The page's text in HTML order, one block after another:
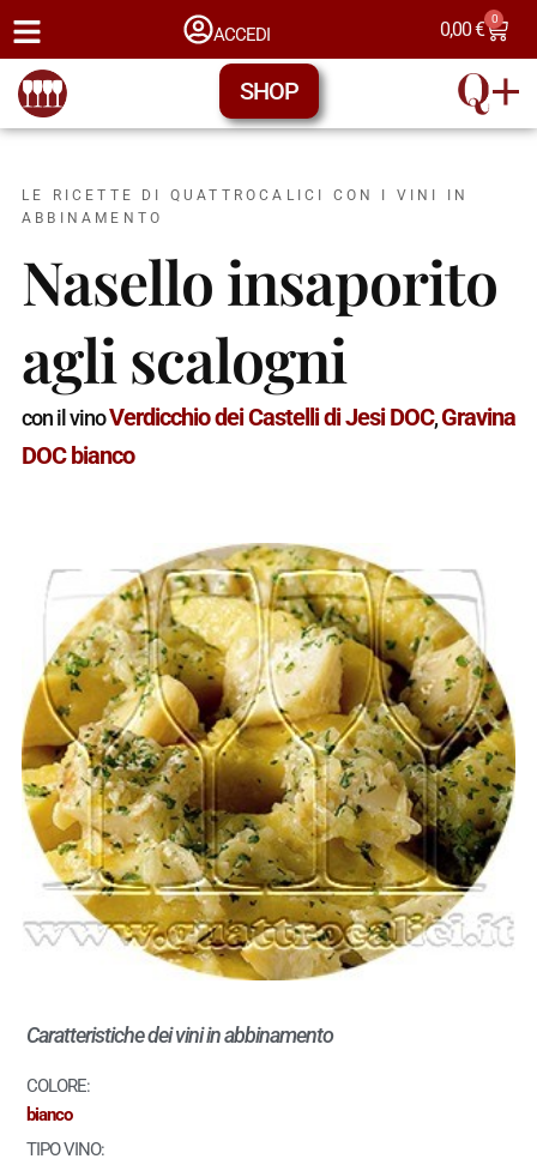
ACCEDI 0,00€ 0
SHOP
LE RICETTE DI QUATTROCALICI CON I VINI IN
ABBINAMENTO
Nasello insaporito
agli scalogni
con il vinoVerdicchio dei Castelli di Jesi DOC,Gravina
DOC bianco
Caratteristiche dei vini in abbinamento
COLORE:
bianco
TIPO VINO: